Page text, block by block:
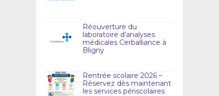
Réouverture du
laboratoire d’analyses
médicales Cerballiance à
Bligny
Rentrée scolaire 2026 –
Réservez dès maintenant
les services périscolaires